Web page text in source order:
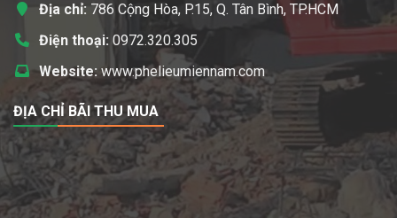
Địa chỉ: 786 Cộng Hòa, P.15, Q. Tân Bình, TP.HCM
Điện thoại: 0972.320.305
Website: www.phelieumiennam.com
ĐỊA CHỈ BÃI THU MUA